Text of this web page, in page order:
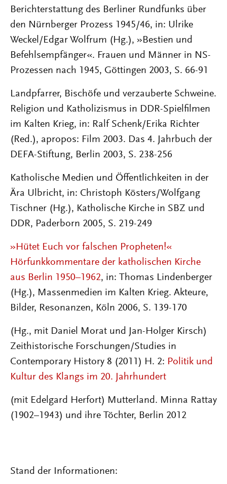
Berichterstattung des Berliner Rundfunks über
den Nürnberger Prozess 1945/46, in: Ulrike
Weckel/Edgar Wolfrum (Hg.), »Bestien und
Befehlsempfänger«. Frauen und Männer in NS-
Prozessen nach 1945, Göttingen 2003, S. 66-91
Landpfarrer, Bischöfe und verzauberte Schweine.
Religion und Katholizismus in DDR-Spielfilmen
im Kalten Krieg, in: Ralf Schenk/Erika Richter
(Red.), apropos: Film 2003. Das 4. Jahrbuch der
DEFA-Stiftung, Berlin 2003, S. 238-256
Katholische Medien und Öffentlichkeiten in der
Ära Ulbricht, in: Christoph Kösters/Wolfgang
Tischner (Hg.), Katholische Kirche in SBZ und
DDR, Paderborn 2005, S. 219-249
»Hütet Euch vor falschen Propheten!«
Hörfunkkommentare der katholischen Kirche
aus Berlin 1950–1962, in: Thomas Lindenberger
(Hg.), Massenmedien im Kalten Krieg. Akteure,
Bilder, Resonanzen, Köln 2006, S. 139-170
(Hg., mit Daniel Morat und Jan-Holger Kirsch)
Zeithistorische Forschungen/Studies in
Contemporary History 8 (2011) H. 2: Politik und
Kultur des Klangs im 20. Jahrhundert
(mit Edelgard Herfort) Mutterland. Minna Rattay
(1902–1943) und ihre Töchter, Berlin 2012
Stand der Informationen: